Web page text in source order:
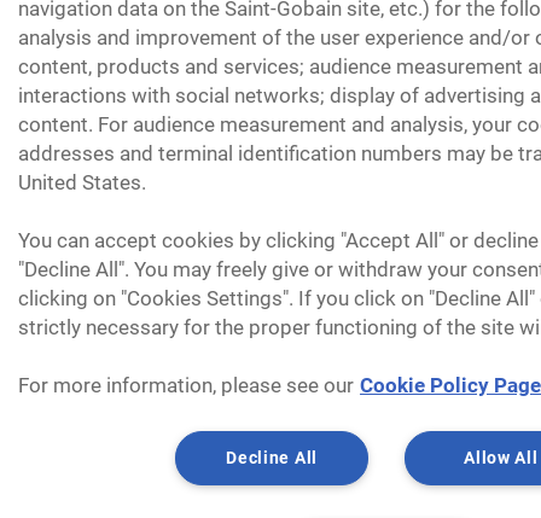
navigation data on the Saint-Gobain site, etc.) for the
analysis and improvement of the user experience and/or
content, products and services; audience measurement
interactions with social networks; display of advertising
content. For audience measurement and analysis, your
addresses and terminal identification numbers may be
United States.
You can accept cookies by clicking "Accept All" or
"Decline All". You may freely give or withdraw your
clicking on "Cookies Settings". If you click on "Decline
strictly necessary for the proper functioning of the site
For more information, please see our Cookie Policy Page
Allow All
Decline All